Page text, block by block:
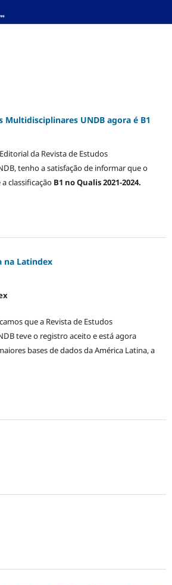
Multidisciplinares UNDB agora é B1
da Revista de Estudos
tenho a satisfação de informar que o
classificação B1 no Qualis 2021-2024.
na Latindex
que a Revista de Estudos
teve o registro aceito e está agora
bases de dados da América Latina, a